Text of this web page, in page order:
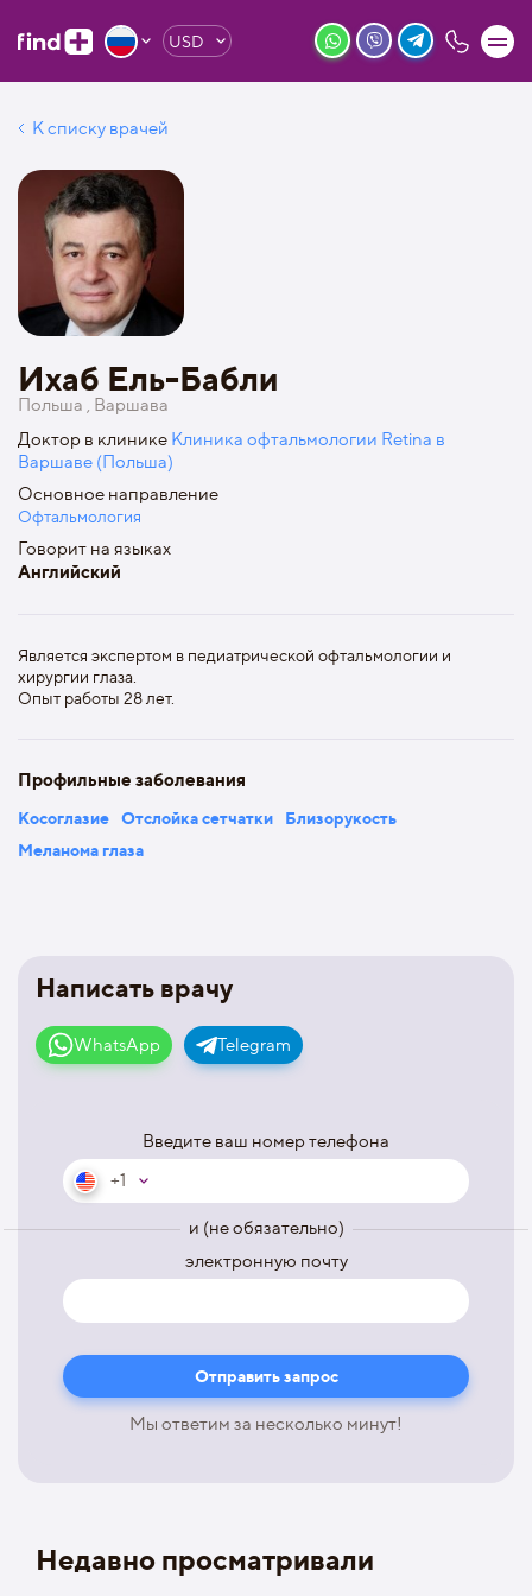
USD
К списку врачей
Написать врачу
WhatsApp Telegram
Введите ваш номер телефона
+1
и (не обязательно)
электронную почту
Мы ответим за несколько минут!
Ихаб Ель-Бабли
Польша , Варшава
Доктор в клинике Клиника офтальмологии Retina в
Варшаве (Польша)
Основное направление
Офтальмология
Говорит на языках
Английский
Является экспертом в педиатрической офтальмологии и
хирургии глаза.
Опыт работы 28 лет.
Профильные заболевания
Косоглазие Отслойка сетчатки
Близорукость
Меланома глаза
Недавно просматривали